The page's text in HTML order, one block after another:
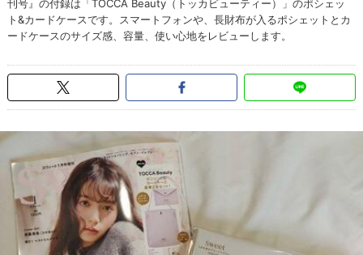
刊号』の付録は「TOCCA Beauty（トッカビューティー）」のポシェッ
ト&カードケースです。スマートフォンや、長財布が入るポシェットとカ
ードケースのサイズ感、容量、使い心地をレビューします。